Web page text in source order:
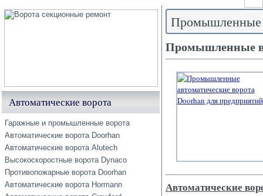
Автоматические ворота
Гаражные и промышленные ворота
Автоматические ворота Doorhan
Автоматические ворота Alutech
Высокоскоростные ворота Dynaco
Противопожарные ворота Doorhan
Автоматические ворота Hormann
Промышленные
Промышленные
Автоматические